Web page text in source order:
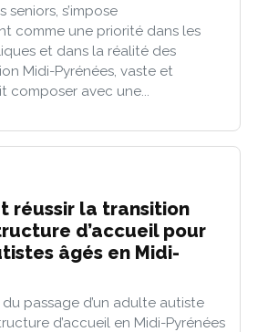
s’impose
comme une priorité dans les
et dans la réalité des
Midi-Pyrénées, vaste et
composer avec une...
réussir la transition
d’accueil pour
âgés en Midi-
passage d’un adulte autiste
d’accueil en Midi-Pyrénées